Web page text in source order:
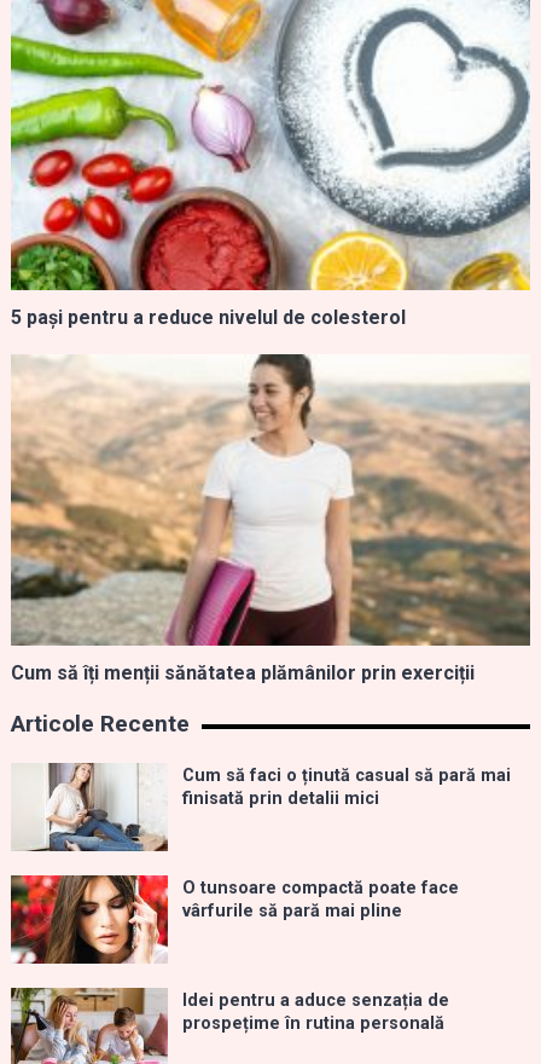
5 pași pentru a reduce nivelul de colesterol
Cum să îți menții sănătatea plămânilor prin exerciții
Articole Recente
Cum să faci o ținută casual să pară mai
finisată prin detalii mici
O tunsoare compactă poate face
vârfurile să pară mai pline
Idei pentru a aduce senzația de
prospețime în rutina personală